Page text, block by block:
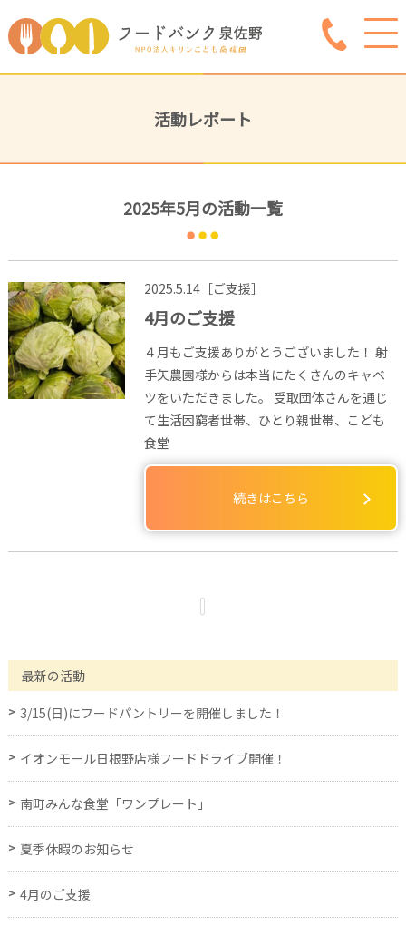
活動レポート
2025年5月の活動一覧
2025.5.14［ご支援］
4月のご支援
４月もご支援ありがとうございました！ 射
手矢農園様からは本当にたくさんのキャベ
ツをいただきました。 受取団体さんを通じ
て生活困窮者世帯、ひとり親世帯、こども
食堂
続きはこちら
最新の活動
3/15(日)にフードパントリーを開催しました！
イオンモール日根野店様フードドライブ開催！
南町みんな食堂「ワンプレート」
夏季休暇のお知らせ
4月のご支援